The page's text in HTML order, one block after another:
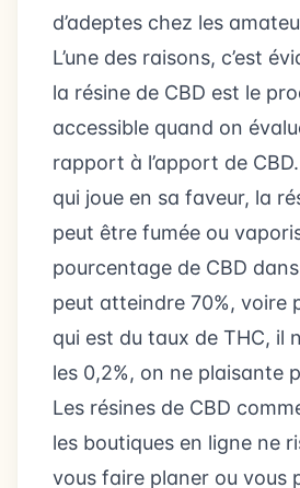
d’adeptes chez les
L’une des raisons, c’est
la résine de CBD est le
accessible quand on
rapport à l’apport de
qui joue en sa faveur, la
peut être fumée ou
pourcentage de CBD
peut atteindre 70%, voire
qui est du taux de THC, il
les 0,2%, on ne plaisante
Les résines de CBD
les boutiques en ligne ne
vous faire planer ou vous